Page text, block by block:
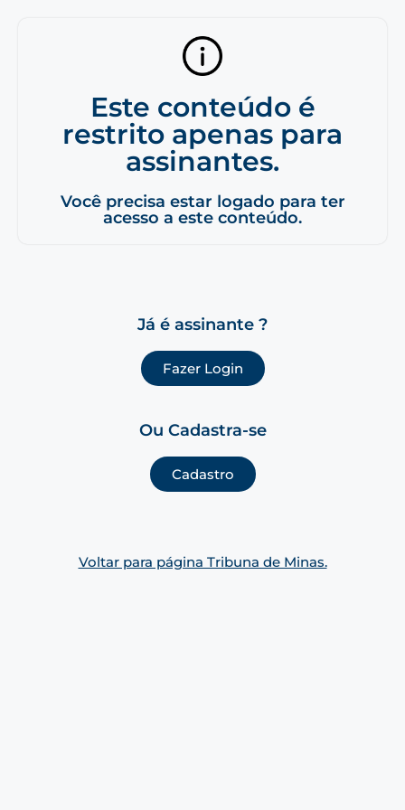
Este conteúdo é
restrito apenas para
assinantes.
Você precisa estar logado para ter
acesso a este conteúdo.
Já é assinante ?
Fazer Login
Ou Cadastra-se
Cadastro
Voltar para página Tribuna de Minas.